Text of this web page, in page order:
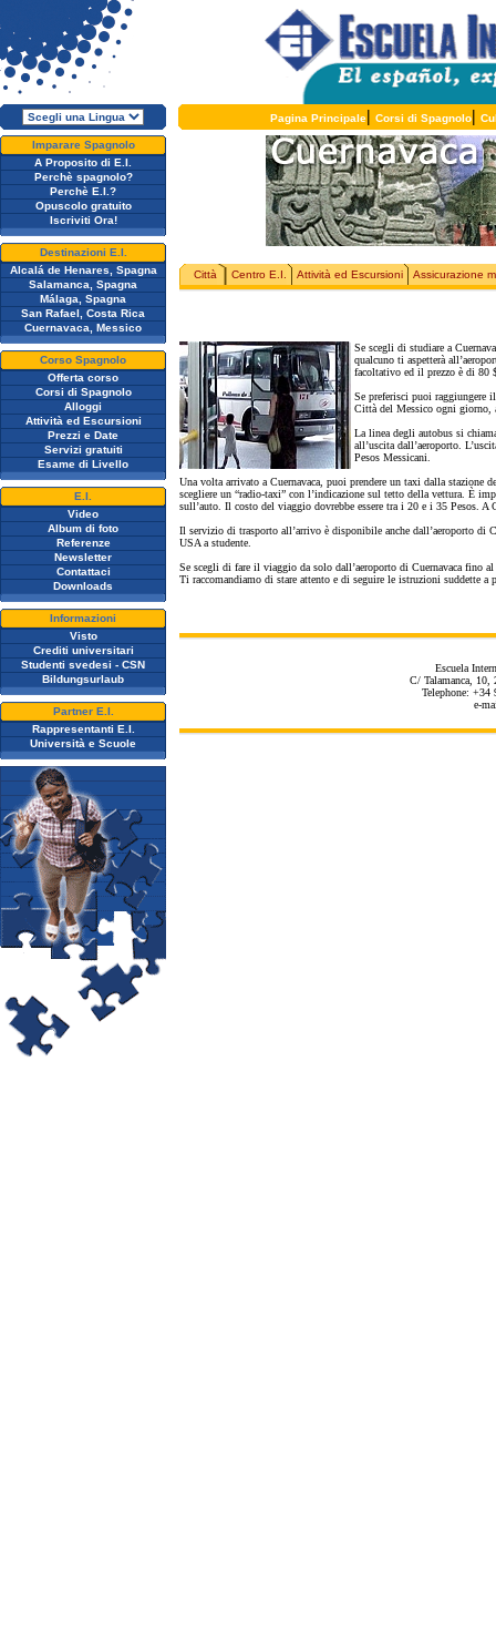
Pagina Principale| Corsi di Spagnolo|
Imparare Spagnolo
A Proposito di E.I.
Perchè spagnolo?
Perchè E.I.?
Opuscolo gratuito
Iscriviti Ora!
Destinazioni E.I.
Alcalá de Henares, Spagna
Salamanca, Spagna
Málaga, Spagna
San Rafael, Costa Rica
Cuernavaca, Messico
Corso Spagnolo
Offerta corso
Corsi di Spagnolo
Alloggi
Attività ed Escursioni
Prezzi e Date
Servizi gratuiti
Esame di Livello
E.I.
Video
Album di foto
Referenze
Newsletter
Contattaci
Downloads
Informazioni
Visto
Crediti universitari
Studenti svedesi - CSN
Bildungsurlaub
Partner E.I.
Rappresentanti E.I.
Università e Scuole
Città Centro E.I. Attività ed Escursioni Assicurazione
Se scegli di studiare a
qualcuno ti aspetterà
facoltativo ed il prezzo è di 80
Se preferisci puoi raggiungere
Città del Messico ogni giorno,
La linea degli autobus si
all’uscita dall’aeroporto.
Pesos Messicani.
Una volta arrivato a Cuernavaca, puoi prendere un taxi dalla
scegliere un “radio-taxi” con l’indicazione sul tetto della vettura. È
sull’auto. Il costo del viaggio dovrebbe essere tra i 20 e i 35 Pesos. A
Il servizio di trasporto all’arrivo è disponibile anche dall’aeroporto
USA a studente.
Se scegli di fare il viaggio da solo dall’aeroporto di Cuernavaca fino
Ti raccomandiamo di stare attento e di seguire le istruzioni suddette a
Escuela
C/ Talamanca, 10,
Telephone:
e-